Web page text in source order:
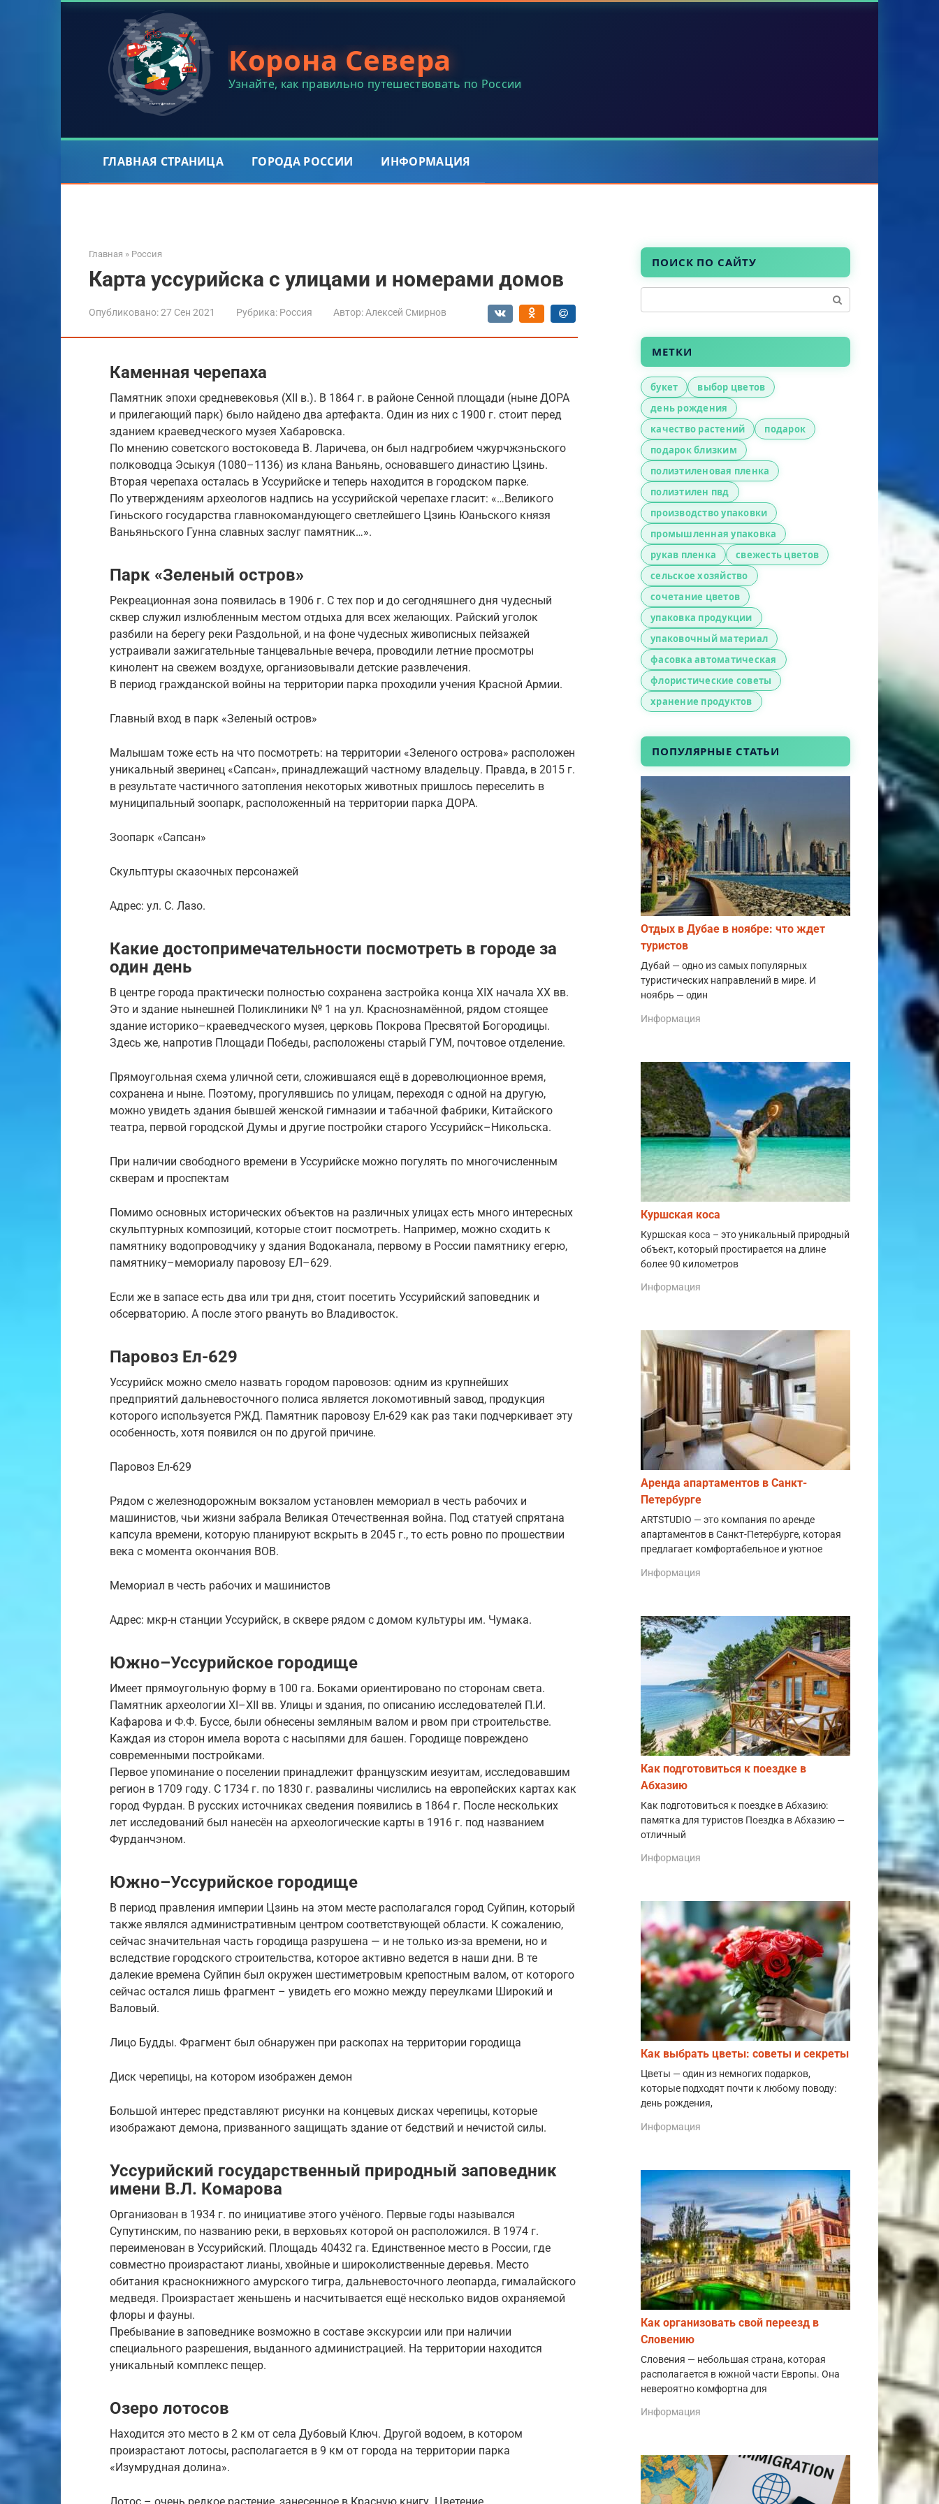
Корона Севера
Узнайте, как правильно путешествовать по России
ГЛАВНАЯ СТРАНИЦА ГОРОДА РОССИИ ИНФОРМАЦИЯ
Главная » Россия
Карта уссурийска с улицами и номерами домов
Опубликовано:27 Сен 2021 Рубрика: Россия Автор: Алексей Смирнов
Каменная черепаха
Памятник эпохи средневековья (XII в.). В 1864 г. в районе Сенной площади (ныне ДОРА
и прилегающий парк) было найдено два артефакта. Один из них с 1900 г. стоит перед
зданием краеведческого музея Хабаровска.
По мнению советского востоковеда В. Ларичева, он был надгробием чжурчжэньского
полководца Эсыкуя (1080–1136) из клана Ваньянь, основавшего династию Цзинь.
Вторая черепаха осталась в Уссурийске и теперь находится в городском парке.
По утверждениям археологов надпись на уссурийской черепахе гласит: «…Великого
Гиньского государства главнокомандующего светлейшего Цзинь Юаньского князя
Ваньяньского Гунна славных заслуг памятник…».
Парк «Зеленый остров»
Рекреационная зона появилась в 1906 г. С тех пор и до сегодняшнего дня чудесный
сквер служил излюбленным местом отдыха для всех желающих. Райский уголок
разбили на берегу реки Раздольной, и на фоне чудесных живописных пейзажей
устраивали зажигательные танцевальные вечера, проводили летние просмотры
кинолент на свежем воздухе, организовывали детские развлечения.
В период гражданской войны на территории парка проходили учения Красной Армии.
Главный вход в парк «Зеленый остров»
Малышам тоже есть на что посмотреть: на территории «Зеленого острова» расположен
уникальный зверинец «Сапсан», принадлежащий частному владельцу. Правда, в 2015 г.
в результате частичного затопления некоторых животных пришлось переселить в
муниципальный зоопарк, расположенный на территории парка ДОРА.
Зоопарк «Сапсан»
Скульптуры сказочных персонажей
Адрес: ул. С. Лазо.
Какие достопримечательности посмотреть в городе за
один день
В центре города практически полностью сохранена застройка конца XIX начала XX вв.
Это и здание нынешней Поликлиники № 1 на ул. Краснознамённой, рядом стоящее
здание историко–краеведческого музея, церковь Покрова Пресвятой Богородицы.
Здесь же, напротив Площади Победы, расположены старый ГУМ, почтовое отделение.
Прямоугольная схема уличной сети, сложившаяся ещё в дореволюционное время,
сохранена и ныне. Поэтому, прогулявшись по улицам, переходя с одной на другую,
можно увидеть здания бывшей женской гимназии и табачной фабрики, Китайского
театра, первой городской Думы и другие постройки старого Уссурийск–Никольска.
При наличии свободного времени в Уссурийске можно погулять по многочисленным
скверам и проспектам
Помимо основных исторических объектов на различных улицах есть много интересных
скульптурных композиций, которые стоит посмотреть. Например, можно сходить к
памятнику водопроводчику у здания Водоканала, первому в России памятнику егерю,
памятнику–мемориалу паровозу ЕЛ–629.
Если же в запасе есть два или три дня, стоит посетить Уссурийский заповедник и
обсерваторию. А после этого рвануть во Владивосток.
Паровоз Ел-629
Уссурийск можно смело назвать городом паровозов: одним из крупнейших
предприятий дальневосточного полиса является локомотивный завод, продукция
которого используется РЖД. Памятник паровозу Ел-629 как раз таки подчеркивает эту
особенность, хотя появился он по другой причине.
Паровоз Ел-629
Рядом с железнодорожным вокзалом установлен мемориал в честь рабочих и
машинистов, чьи жизни забрала Великая Отечественная война. Под статуей спрятана
капсула времени, которую планируют вскрыть в 2045 г., то есть ровно по прошествии
века с момента окончания ВОВ.
Мемориал в честь рабочих и машинистов
Адрес: мкр-н станции Уссурийск, в сквере рядом с домом культуры им. Чумака.
Южно–Уссурийское городище
Имеет прямоугольную форму в 100 га. Боками ориентировано по сторонам света.
Памятник археологии XI–XII вв. Улицы и здания, по описанию исследователей П.И.
Кафарова и Ф.Ф. Буссе, были обнесены земляным валом и рвом при строительстве.
Каждая из сторон имела ворота с насыпями для башен. Городище повреждено
современными постройками.
Первое упоминание о поселении принадлежит французским иезуитам, исследовавшим
регион в 1709 году. С 1734 г. по 1830 г. развалины числились на европейских картах как
город Фурдан. В русских источниках сведения появились в 1864 г. После нескольких
лет исследований был нанесён на археологические карты в 1916 г. под названием
Фурданчэном.
Южно–Уссурийское городище
В период правления империи Цзинь на этом месте располагался город Суйпин, который
также являлся административным центром соответствующей области. К сожалению,
сейчас значительная часть городища разрушена — и не только из-за времени, но и
вследствие городского строительства, которое активно ведется в наши дни. В те
далекие времена Суйпин был окружен шестиметровым крепостным валом, от которого
сейчас остался лишь фрагмент – увидеть его можно между переулками Широкий и
Валовый.
Лицо Будды. Фрагмент был обнаружен при раскопах на территории городища
Диск черепицы, на котором изображен демон
Большой интерес представляют рисунки на концевых дисках черепицы, которые
изображают демона, призванного защищать здание от бедствий и нечистой силы.
Уссурийский государственный природный заповедник
имени В.Л. Комарова
Организован в 1934 г. по инициативе этого учёного. Первые годы назывался
Супутинским, по названию реки, в верховьях которой он расположился. В 1974 г.
переименован в Уссурийский. Площадь 40432 га. Единственное место в России, где
совместно произрастают лианы, хвойные и широколиственные деревья. Место
обитания краснокнижного амурского тигра, дальневосточного леопарда, гималайского
медведя. Произрастает женьшень и насчитывается ещё несколько видов охраняемой
флоры и фауны.
Пребывание в заповеднике возможно в составе экскурсии или при наличии
специального разрешения, выданного администрацией. На территории находится
уникальный комплекс пещер.
Озеро лотосов
Находится это место в 2 км от села Дубовый Ключ. Другой водоем, в котором
произрастают лотосы, располагается в 9 км от города на территории парка
«Изумрудная долина».
ПОИСК ПО САЙТУ
МЕТКИ
букет
выбор цветов
день рождения
качество растений
подарок
подарок близким
полиэтиленовая пленка
полиэтилен пвд
производство упаковки
промышленная упаковка
рукав пленка
свежесть цветов
сельское хозяйство
сочетание цветов
упаковка продукции
упаковочный материал
фасовка автоматическая
флористические советы
хранение продуктов
ПОПУЛЯРНЫЕ СТАТЬИ
Отдых в Дубае в ноябре: что ждет
туристов
Дубай — одно из самых популярных
туристических направлений в мире. И
ноябрь — один
Информация
Куршская коса
Куршская коса – это уникальный природный
объект, который простирается на длине
более 90 километров
Информация
Аренда апартаментов в Санкт-
Петербурге
ARTSTUDIO — это компания по аренде
апартаментов в Санкт-Петербурге, которая
предлагает комфортабельное и уютное
Информация
Как подготовиться к поездке в
Абхазию
Как подготовиться к поездке в Абхазию:
памятка для туристов Поездка в Абхазию —
отличный
Информация
Как выбрать цветы: советы и секреты
Цветы — один из немногих подарков,
которые подходят почти к любому поводу:
день рождения,
Информация
Как организовать свой переезд в
Словению
Словения — небольшая страна, которая
располагается в южной части Европы. Она
невероятно комфортна для
Информация